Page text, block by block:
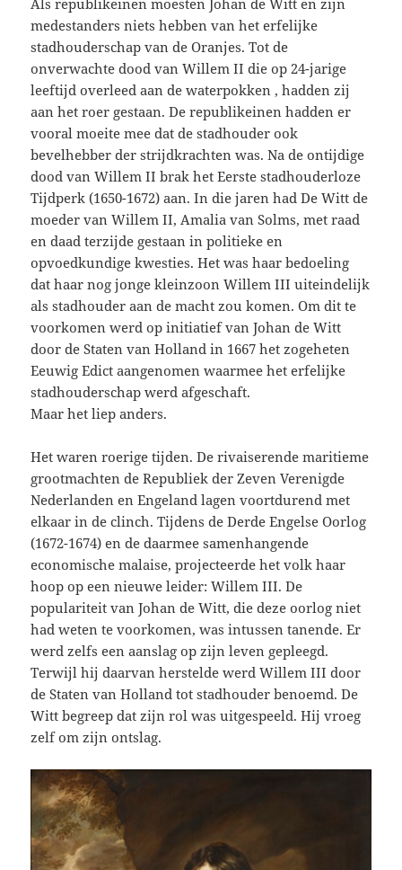
Als republikeinen moesten Johan de Witt en zijn
medestanders niets hebben van het erfelijke
stadhouderschap van de Oranjes. Tot de
onverwachte dood van Willem II die op 24-jarige
leeftijd overleed aan de waterpokken , hadden zij
aan het roer gestaan. De republikeinen hadden er
vooral moeite mee dat de stadhouder ook
bevelhebber der strijdkrachten was. Na de ontijdige
dood van Willem II brak het Eerste stadhouderloze
Tijdperk (1650-1672) aan. In die jaren had De Witt de
moeder van Willem II, Amalia van Solms, met raad
en daad terzijde gestaan in politieke en
opvoedkundige kwesties. Het was haar bedoeling
dat haar nog jonge kleinzoon Willem III uiteindelijk
als stadhouder aan de macht zou komen. Om dit te
voorkomen werd op initiatief van Johan de Witt
door de Staten van Holland in 1667 het zogeheten
Eeuwig Edict aangenomen waarmee het erfelijke
stadhouderschap werd afgeschaft.
Maar het liep anders.
Het waren roerige tijden. De rivaiserende maritieme
grootmachten de Republiek der Zeven Verenigde
Nederlanden en Engeland lagen voortdurend met
elkaar in de clinch. Tijdens de Derde Engelse Oorlog
(1672-1674) en de daarmee samenhangende
economische malaise, projecteerde het volk haar
hoop op een nieuwe leider: Willem III. De
populariteit van Johan de Witt, die deze oorlog niet
had weten te voorkomen, was intussen tanende. Er
werd zelfs een aanslag op zijn leven gepleegd.
Terwijl hij daarvan herstelde werd Willem III door
de Staten van Holland tot stadhouder benoemd. De
Witt begreep dat zijn rol was uitgespeeld. Hij vroeg
zelf om zijn ontslag.